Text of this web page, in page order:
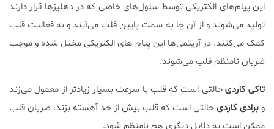
این پیام‌های الکتریکی توسط سلول‌های خاصی که در دهلیزها قرار دارند
تولید می‌شوند و از آن جا به سمت پایین قلب می‌آیند و به فعالیت قلب
کمک می‌کنند. در آریتمی‌ها این پیام های الکتریکی مختل شده و موجب
ضربان نامنظم قلب می‌شوند.
تاکی کاردیحالتی است که قلب با سرعت بسیار زیادتر از معمول می‌زند
و برادی کاردیحالتی است که قلب بیش از حد آهسته بزند. ضربان قلب